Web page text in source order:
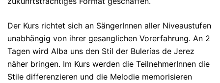
Der Kurs richtet sich an SängerInnen aller Niveaustufen
unabhängig von ihrer gesanglichen Vorerfahrung. An 2
Tagen wird Alba uns den Stil der Bulerías de Jerez
näher bringen. Im Kurs werden die TeilnehmerInnen die
Stile differenzieren und die Melodie memorisieren